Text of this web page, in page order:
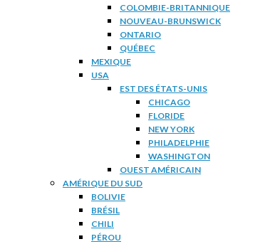
COLOMBIE-BRITANNIQUE
NOUVEAU-BRUNSWICK
ONTARIO
QUÉBEC
MEXIQUE
USA
EST DES ÉTATS-UNIS
CHICAGO
FLORIDE
NEW YORK
PHILADELPHIE
WASHINGTON
OUEST AMÉRICAIN
AMÉRIQUE DU SUD
BOLIVIE
BRÉSIL
CHILI
PÉROU